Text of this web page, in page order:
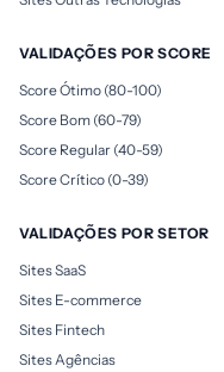
VALIDAÇÕES POR SCORE
Score Ótimo (80-100)
Score Bom (60-79)
Score Regular (40-59)
Score Crítico (0-39)
VALIDAÇÕES POR SETOR
Sites SaaS
Sites E-commerce
Sites Fintech
Sites Agências